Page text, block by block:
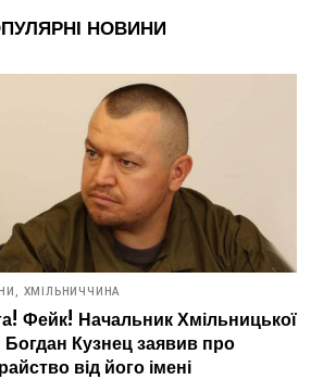
НОВИНИ
ХМІЛЬНИЧЧИНА
Фейк! Начальник Хмільницької
Кузнец заявив про
від його імені